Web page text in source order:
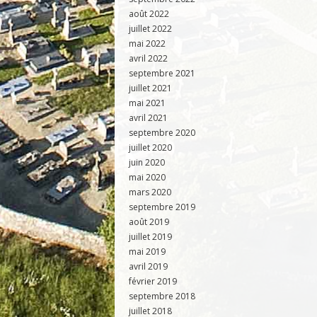
août 2022
juillet 2022
mai 2022
avril 2022
septembre 2021
juillet 2021
mai 2021
avril 2021
septembre 2020
juillet 2020
juin 2020
mai 2020
mars 2020
septembre 2019
août 2019
juillet 2019
mai 2019
avril 2019
février 2019
septembre 2018
juillet 2018